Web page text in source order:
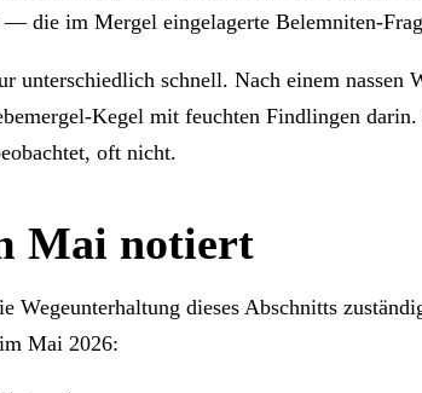
die im Mergel eingelagerte Belemniten-
schnell. Nach einem
Kegel mit feuchten Findlingen
oft nicht.
Mai notiert
Wegeunterhaltung dieses Abschnitts
Mai 2026: